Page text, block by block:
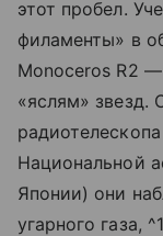
этот пробел.
филаменты» в
Monoceros R2
«яслям»
Национальной
Японии) они
угарного газа,